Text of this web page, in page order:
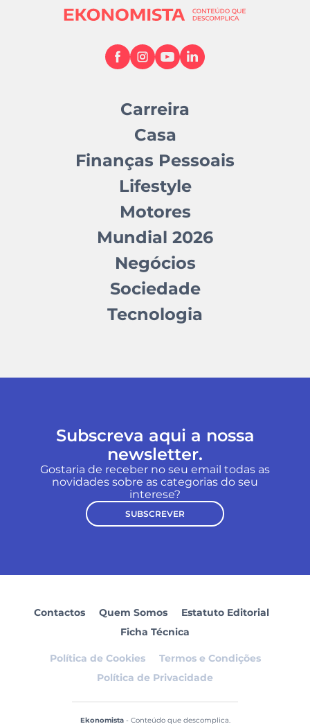
Carreira
Casa
Finanças Pessoais
Lifestyle
Motores
Mundial 2026
Negócios
Sociedade
Tecnologia
Subscreva aqui a nossa
newsletter.
Gostaria de receber no seu email todas as
novidades sobre as categorias do seu
interese?
SUBSCREVER
Contactos Quem Somos
Estatuto Editorial
Ficha Técnica
Política de Cookies
Termos e Condições
Política de Privacidade
Ekonomista- Conteúdo que descomplica.